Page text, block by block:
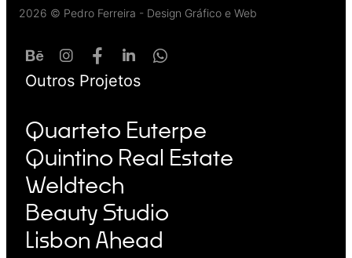
2026 © Pedro Ferreira - Design Gráfico e Web
Outros Projetos
Quarteto Euterpe
Quintino Real Estate
Weldtech
Beauty Studio
Lisbon Ahead